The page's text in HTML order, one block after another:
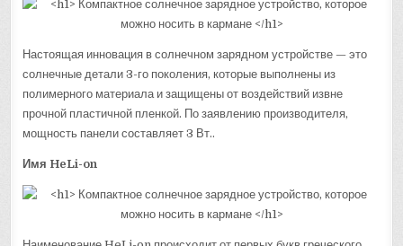
Настоящая инновация в солнечном зарядном устройстве — это
солнечные детали 3-го поколения, которые выполнены из
полимерного материала и защищены от воздействий извне
прочной пластичной пленкой. По заявлению производителя,
мощность панели составляет 3 Вт..
Имя HeLi-on